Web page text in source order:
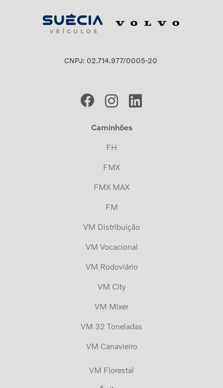
CNPJ: 02.714.977/0005-20
Caminhões
FH
FMX
FMX MAX
FM
VM Distribuição
VM Vocacional
VM Rodoviário
VM City
VM Mixer
VM 32 Toneladas
VM Canavieiro
VM Florestal